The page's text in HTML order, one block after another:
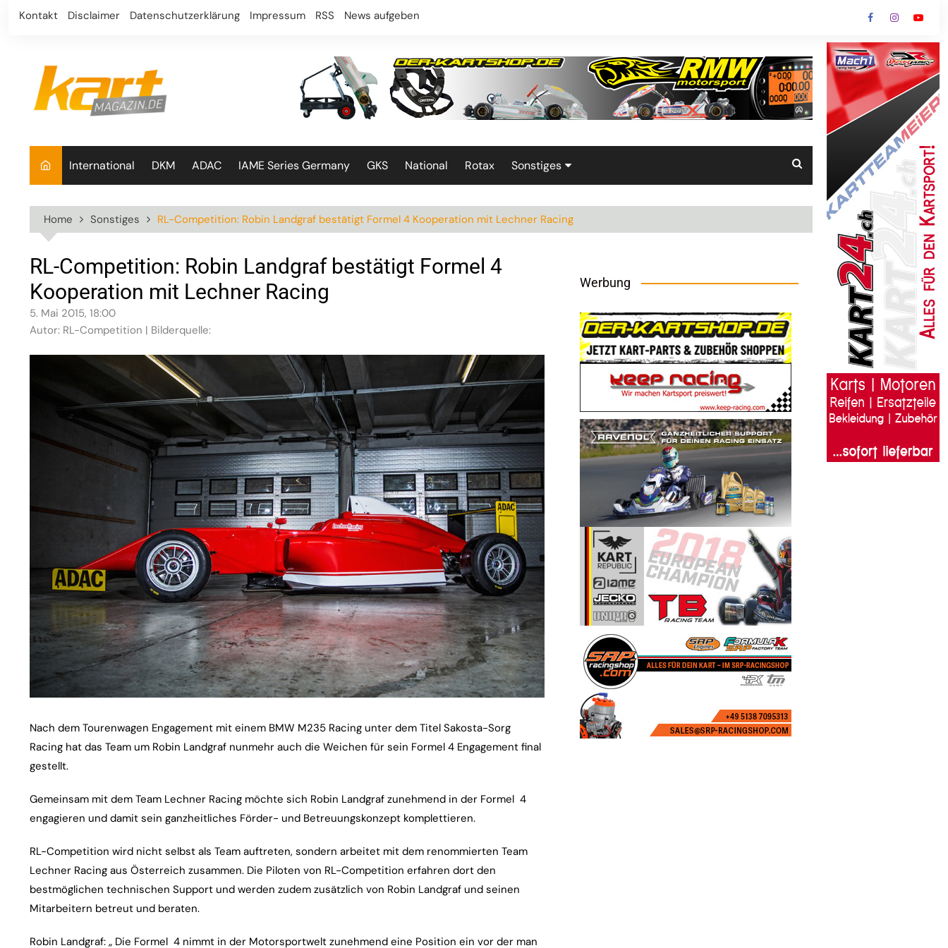
Skip
Kontakt Disclaimer Datenschutzerklärung Impressum RSS News aufgeben
International DKM ADAC IAME Series Germany GKS National Rotax Sonstiges
Home Sonstiges RL-Competition: Robin Landgraf bestätigt Formel 4 Kooperation mit Lechner Racing
RL-Competition: Robin Landgraf bestätigt Formel 4
Kooperation mit Lechner Racing
5. Mai 2015, 18:00
Autor: RL-Competition | Bilderquelle:
Nach dem Tourenwagen Engagement mit einem BMW M235 Racing unter dem Titel Sakosta-Sorg
Racing hat das Team um Robin Landgraf nunmehr auch die Weichen für sein Formel 4 Engagement final
gestellt.
Gemeinsam mit dem Team Lechner Racing möchte sich Robin Landgraf zunehmend in der Formel 4
engagieren und damit sein ganzheitliches Förder- und Betreuungskonzept komplettieren.
RL-Competition wird nicht selbst als Team auftreten, sondern arbeitet mit dem renommierten Team
Lechner Racing aus Österreich zusammen. Die Piloten von RL-Competition erfahren dort den
bestmöglichen technischen Support und werden zudem zusätzlich von Robin Landgraf und seinen
Mitarbeitern betreut und beraten.
Robin Landgraf: „ Die Formel 4 nimmt in der Motorsportwelt zunehmend eine Position ein vor der man
Werbung